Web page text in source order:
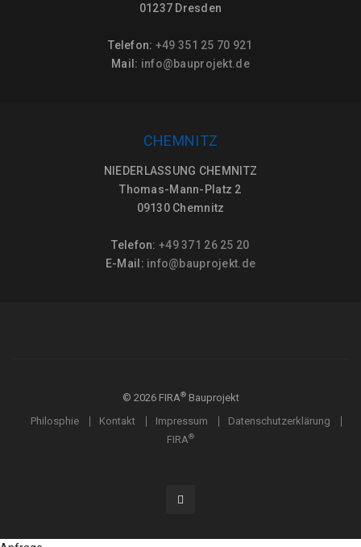
01237 Dresden
Telefon: +49 351 25 70 921
Mail: info@bauprojekt.de
CHEMNITZ
NIEDERLASSUNG CHEMNITZ
Thomas-Mann-Platz 2
09130 Chemnitz
Telefon:+49 371 26 25 20
E-Mail: info@bauprojekt.de
© 2026FIRA®Bauprojekt
Philosphie
Kontakt Impressum
Datenschutzerklärung
FIRA®